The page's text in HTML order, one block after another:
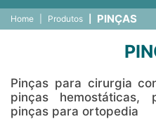
Home Produtos PINÇAS
Pinças para cirurgia
pinças
pinças para ortopedia